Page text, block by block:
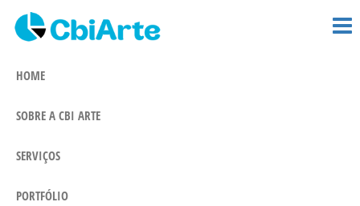
Pular
para
HOME
SOBRE A CBI ARTE
SERVIÇOS
PORTFÓLIO